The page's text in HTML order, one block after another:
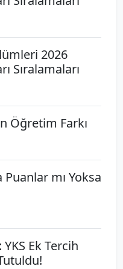
2026
Sıralamaları
Öğretim Farkı
Puanlar mı Yoksa
Ek Tercih